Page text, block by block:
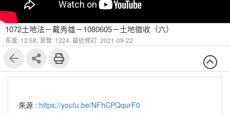
1072土地法－戴秀雄－1080605－土地徵收（六）
長度: 12:58, 瀏覽: 1224, 最近修訂: 2021-09-22
來源 : https://youtu.be/NFhCPQqurF0